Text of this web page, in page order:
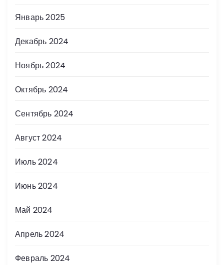
Январь 2025
Декабрь 2024
Ноябрь 2024
Октябрь 2024
Сентябрь 2024
Август 2024
Июль 2024
Июнь 2024
Май 2024
Апрель 2024
Февраль 2024